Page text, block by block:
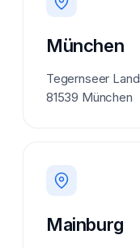
München
Tegernseer
81539 München
Mainburg